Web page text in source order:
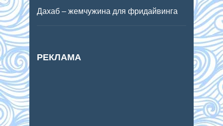
Дахаб – жемчужина для фридайвинга
РЕКЛАМА